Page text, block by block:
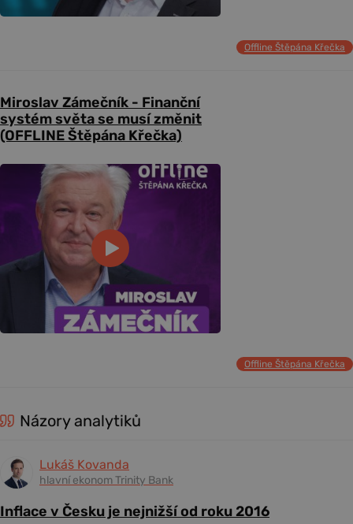
Offline Štěpána Křečka
Miroslav Zámečník - Finanční
systém světa se musí změnit
(OFFLINE Štěpána Křečka)
Offline Štěpána Křečka
Názory analytiků
Lukáš Kovanda
hlavní ekonom Trinity Bank
Inflace v Česku je nejnižší od roku 2016